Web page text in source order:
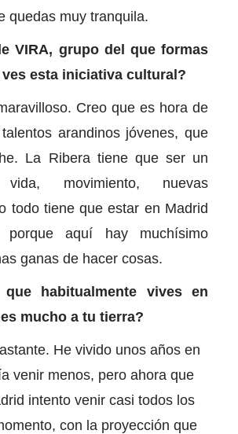
quedas muy tranquila.
VIRA, grupo del que formas
esta iniciativa cultural?
Creo que es hora de
arandinos jóvenes, que
La Ribera tiene que ser un
movimiento, nuevas
todo tiene que estar en Madrid
porque aquí hay muchísimo
ganas de hacer cosas.
habitualmente vives en
mucho a tu tierra?
He vivido unos años en
venir menos, pero ahora que
intento venir casi todos los
con la proyección que